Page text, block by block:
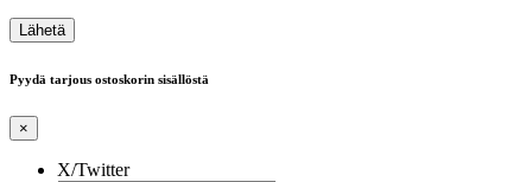
Pyydä tarjous ostoskorin sisällöstä
×
X/Twitter